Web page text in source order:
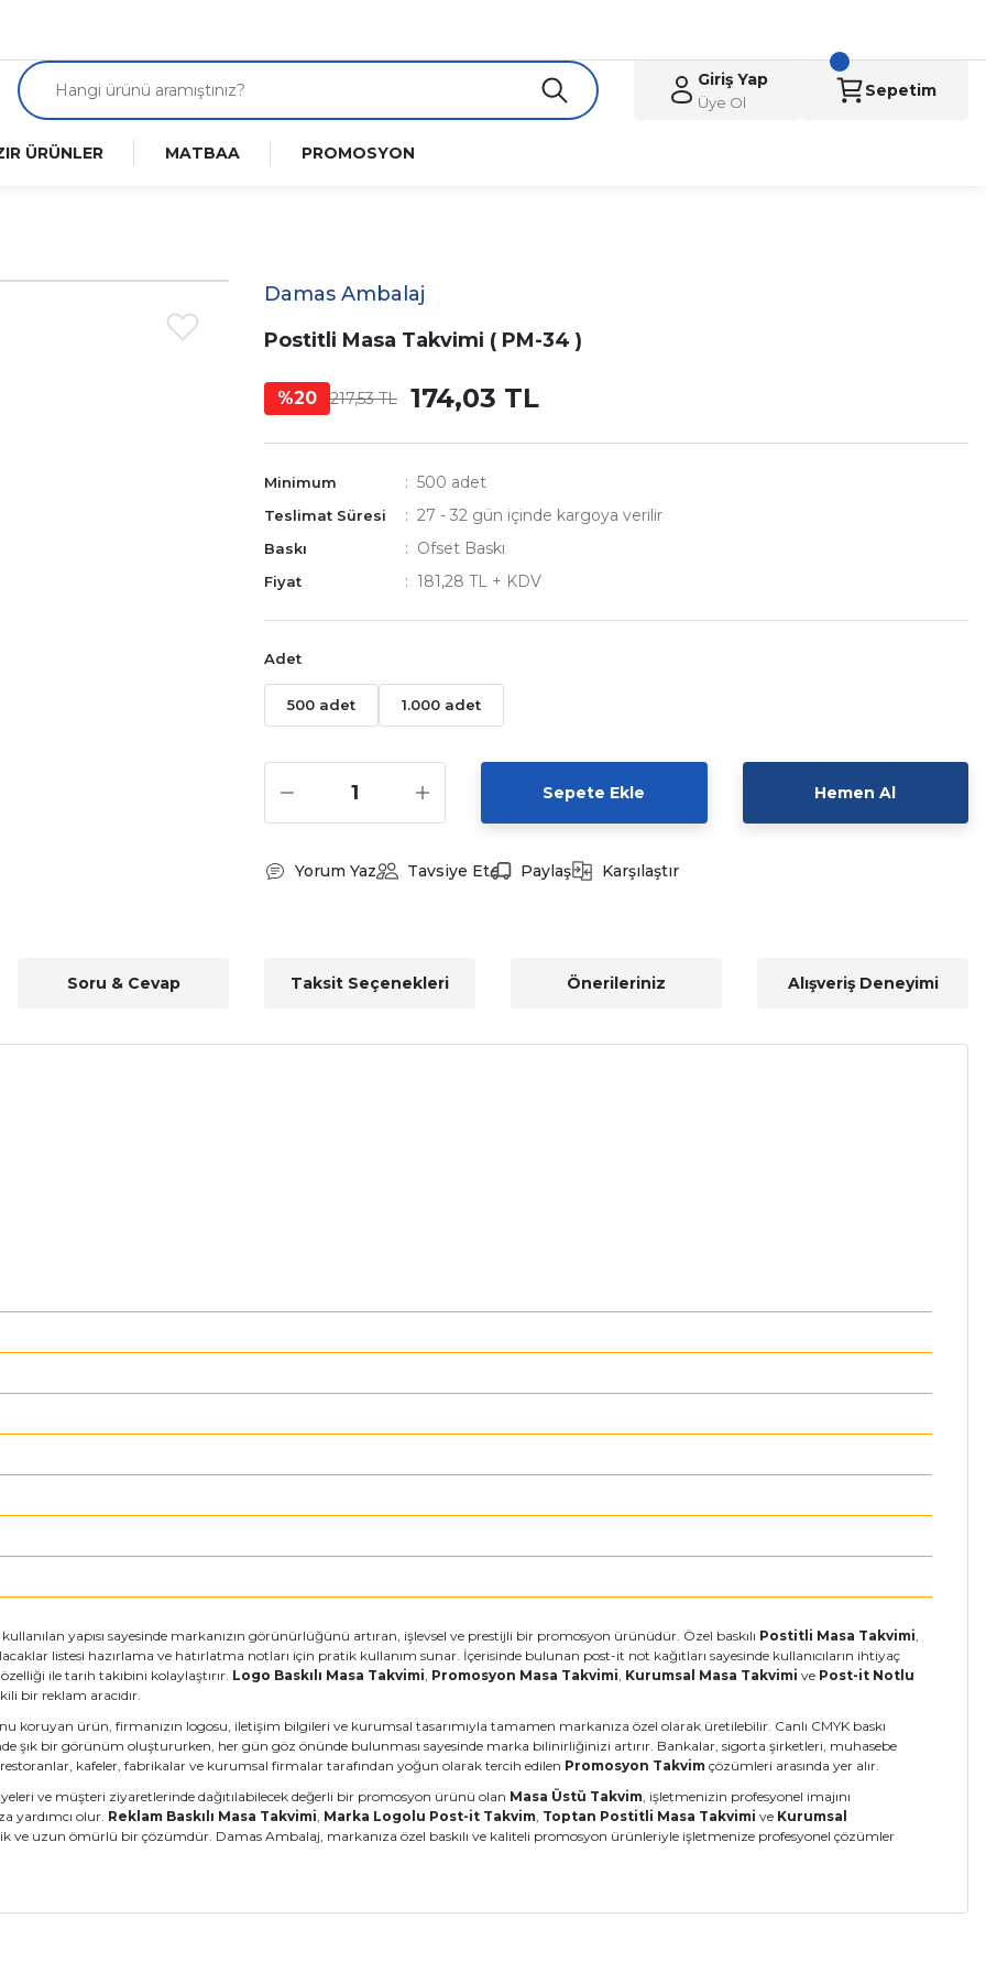
Giriş Yap
Üye Ol
Sepetim
ÜRÜNLER MATBAA PROMOSYON
Damas Ambalaj
Postitli Masa Takvimi ( PM-34 )
%20 217,53 TL 174,03 TL
Minimum 500 adet
Teslimat Süresi 27 - 32 gün içinde kargoya verilir
Baskı Ofset Baskı
Fiyat 181,28 TL + KDV
Adet
500 adet 1.000 adet
Sepete Ekle Hemen Al
Yorum Yaz Tavsiye Et Paylaş Karşılaştır
Soru & Cevap Taksit Seçenekleri Önerileriniz Alışveriş Deneyimi
yapısı sayesinde markanızın görünürlüğünü artıran, işlevsel ve prestijli bir promosyon ürünüdür. Özel baskılı Postitli Masa Takvimi,
listesi hazırlama ve hatırlatma notları için pratik kullanım sunar. İçerisinde bulunan post-it not kağıtları sayesinde kullanıcıların ihtiyaç
ile tarih takibini kolaylaştırır. Logo Baskılı Masa Takvimi, Promosyon Masa Takvimi, Kurumsal Masa Takvimi ve Post-it Notlu
bir reklam aracıdır.
koruyan ürün, firmanızın logosu, iletişim bilgileri ve kurumsal tasarımıyla tamamen markanıza özel olarak üretilebilir. Canlı CMYK baskı
şık bir görünüm oluştururken, her gün göz önünde bulunması sayesinde marka bilinirliğinizi artırır. Bankalar, sigorta şirketleri, muhasebe
kafeler, fabrikalar ve kurumsal firmalar tarafından yoğun olarak tercih edilen Promosyon Takvim çözümleri arasında yer alır.
ve müşteri ziyaretlerinde dağıtılabilecek değerli bir promosyon ürünü olan Masa Üstü Takvim, işletmenizin profesyonel imajını
yardımcı olur. Reklam Baskılı Masa Takvimi, Marka Logolu Post-it Takvim, Toptan Postitli Masa Takvimi ve Kurumsal
ve uzun ömürlü bir çözümdür. Damas Ambalaj, markanıza özel baskılı ve kaliteli promosyon ürünleriyle işletmenize profesyonel çözümler